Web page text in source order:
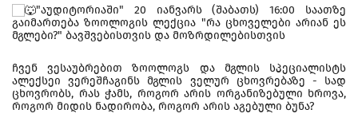
"აუდიტორიაში" 20 იანვარს (შაბათს) 16:00 საათზე
გაიმართება ზოოლოგის ლექცია "რა ცხოველები არიან ეს
მგლები?" ბავშვებისთვის და მოზრდილებისთვის
ჩვენ ვესაუბრებით ზოოლოგს და მგლის სპეციალისტს
ალექსეი ვერეშჩაგინს მგლის ველურ ცხოვრებაზე - სად
ცხოვრობს, რას ჭამს, როგორ არის ორგანიზებული ხროვა,
როგორ მიდის ნადირობა, როგორ არის აგებული ბუნა?